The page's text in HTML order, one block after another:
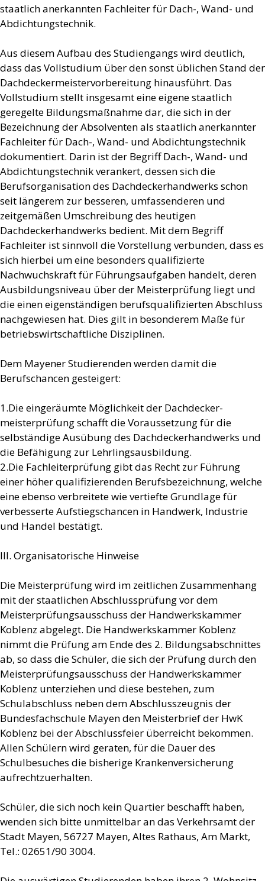
staatlich anerkannten Fachleiter für Dach-, Wand- und
Abdichtungstechnik.
Aus diesem Aufbau des Studiengangs wird deutlich,
dass das Vollstudium über den sonst üblichen Stand der
Dachdeckermeistervorbereitung hinausführt. Das
Vollstudium stellt insgesamt eine eigene staatlich
geregelte Bildungsmaßnahme dar, die sich in der
Bezeichnung der Absolventen als staatlich anerkannter
Fachleiter für Dach-, Wand- und Abdichtungstechnik
dokumentiert. Darin ist der Begriff Dach-, Wand- und
Abdichtungstechnik verankert, dessen sich die
Berufsorganisation des Dachdeckerhandwerks schon
seit längerem zur besseren, umfassenderen und
zeitgemäßen Umschreibung des heutigen
Dachdeckerhandwerks bedient. Mit dem Begriff
Fachleiter ist sinnvoll die Vorstellung verbunden, dass es
sich hierbei um eine besonders qualifizierte
Nachwuchskraft für Führungsaufgaben handelt, deren
Ausbildungsniveau über der Meisterprüfung liegt und
die einen eigenständigen berufsqualifizierten Abschluss
nachgewiesen hat. Dies gilt in besonderem Maße für
betriebswirtschaftliche Disziplinen.
Dem Mayener Studierenden werden damit die
Berufschancen gesteigert:
1.Die eingeräumte Möglichkeit der Dachdecker-
meisterprüfung schafft die Voraussetzung für die
selbständige Ausübung des Dachdeckerhandwerks und
die Befähigung zur Lehrlingsausbildung.
2.Die Fachleiterprüfung gibt das Recht zur Führung
einer höher qualifizierenden Berufsbezeichnung, welche
eine ebenso verbreitete wie vertiefte Grundlage für
verbesserte Aufstiegschancen in Handwerk, Industrie
und Handel bestätigt.
III. Organisatorische Hinweise
Die Meisterprüfung wird im zeitlichen Zusammenhang
mit der staatlichen Abschlussprüfung vor dem
Meisterprüfungsausschuss der Handwerkskammer
Koblenz abgelegt. Die Handwerkskammer Koblenz
nimmt die Prüfung am Ende des 2. Bildungsabschnittes
ab, so dass die Schüler, die sich der Prüfung durch den
Meisterprüfungsausschuss der Handwerkskammer
Koblenz unterziehen und diese bestehen, zum
Schulabschluss neben dem Abschlusszeugnis der
Bundesfachschule Mayen den Meisterbrief der HwK
Koblenz bei der Abschlussfeier überreicht bekommen.
Allen Schülern wird geraten, für die Dauer des
Schulbesuches die bisherige Krankenversicherung
aufrechtzuerhalten.
Schüler, die sich noch kein Quartier beschafft haben,
wenden sich bitte unmittelbar an das Verkehrsamt der
Stadt Mayen, 56727 Mayen, Altes Rathaus, Am Markt,
Tel.: 02651/90 3004.